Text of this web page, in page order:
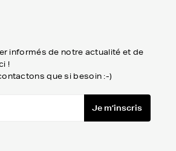
informés de notre actualité et de
!
que si besoin :-)
Je m’inscris